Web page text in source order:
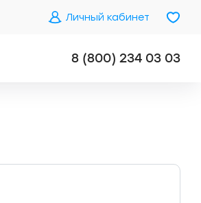
Личный кабинет
8 (800) 234 03 03